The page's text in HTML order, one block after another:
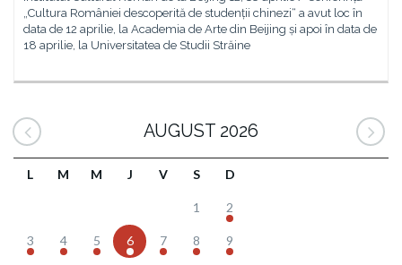
„Cultura României descoperită de studenții chinezi“ a avut loc în
data de 12 aprilie, la Academia de Arte din Beijing și apoi în data de
18 aprilie, la Universitatea de Studii Străine
AUGUST 2026
L M M J V S D
1 2
3 4 5 6 7 8 9